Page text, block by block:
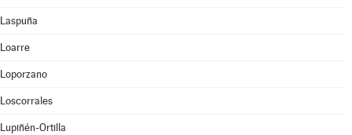
Laspuña
Loarre
Loporzano
Loscorrales
Lupiñén-Ortilla